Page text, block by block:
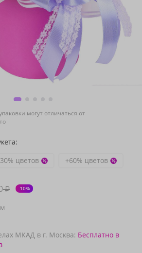
могут отличаться от
цветов +60% цветов
₽ -10%
МКАД в г. Москва: Бесплатно в